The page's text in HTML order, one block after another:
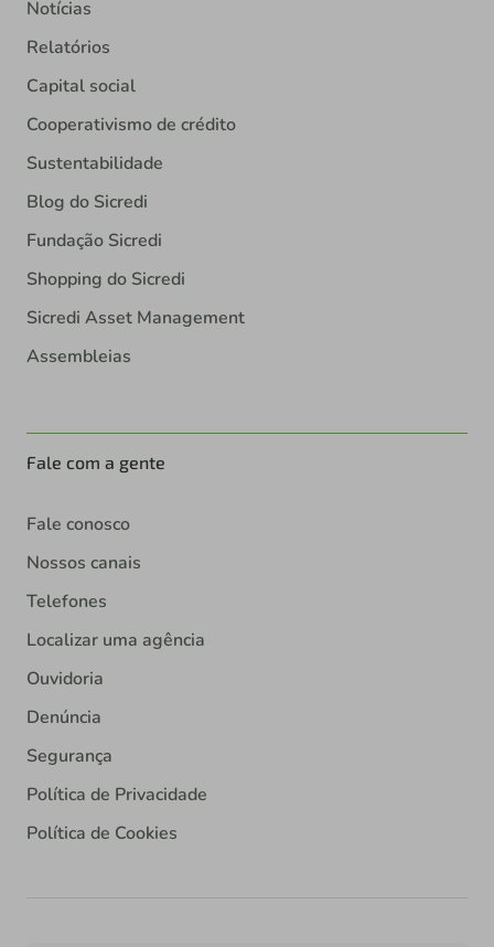
Notícias
Relatórios
Capital social
Cooperativismo de crédito
Sustentabilidade
Blog do Sicredi
Fundação Sicredi
Shopping do Sicredi
Sicredi Asset Management
Assembleias
Fale com a gente
Fale conosco
Nossos canais
Telefones
Localizar uma agência
Ouvidoria
Denúncia
Segurança
Política de Privacidade
Política de Cookies